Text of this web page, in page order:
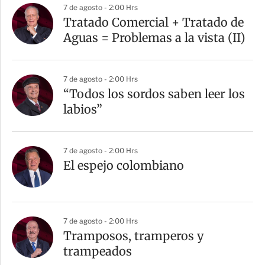
a
r
t
7 de agosto - 2:00 Hrs
Tratado Comercial + Tratado de
Aguas = Problemas a la vista (II)
7 de agosto - 2:00 Hrs
“Todos los sordos saben leer los
labios”
7 de agosto - 2:00 Hrs
El espejo colombiano
7 de agosto - 2:00 Hrs
Tramposos, tramperos y
trampeados